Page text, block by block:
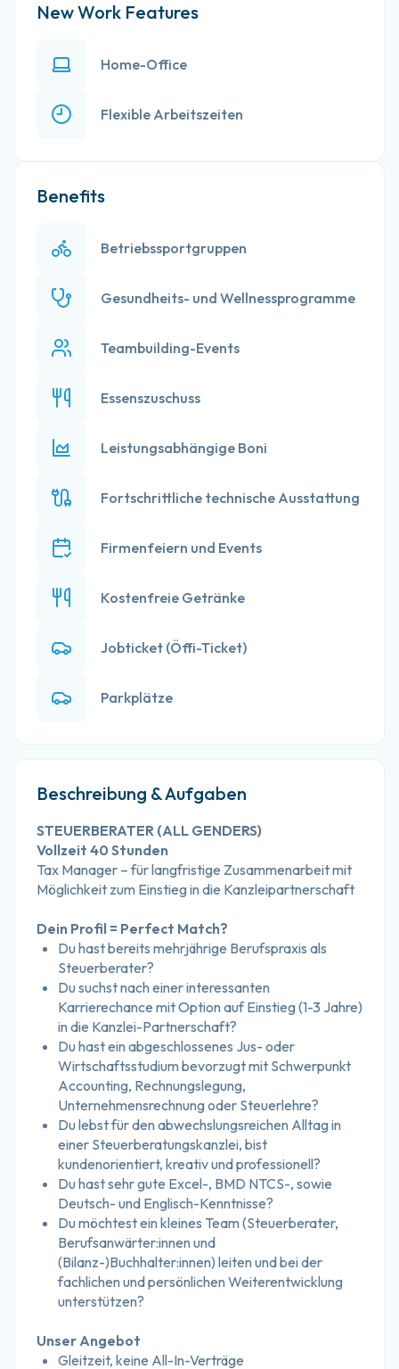
Beschreibung & Aufgaben
STEUERBERATER (ALL GENDERS)
Vollzeit 40 Stunden
Tax Manager – für langfristige Zusammenarbeit mit
Möglichkeit zum Einstieg in die Kanzleipartnerschaft
Dein Profil = Perfect Match?
Du hast bereits mehrjährige Berufspraxis als
Steuerberater?
Du suchst nach einer interessanten
Karrierechance mit Option auf Einstieg (1-3 Jahre)
in die Kanzlei-Partnerschaft?
Du hast ein abgeschlossenes Jus- oder
Wirtschaftsstudium bevorzugt mit Schwerpunkt
Accounting, Rechnungslegung,
Unternehmensrechnung oder Steuerlehre?
Du lebst für den abwechslungsreichen Alltag in
einer Steuerberatungskanzlei, bist
kundenorientiert, kreativ und professionell?
Du hast sehr gute Excel-, BMD NTCS-, sowie
Deutsch- und Englisch-Kenntnisse?
Du möchtest ein kleines Team (Steuerberater,
Berufsanwärter:innen und
(Bilanz-)Buchhalter:innen) leiten und bei der
fachlichen und persönlichen Weiterentwicklung
unterstützen?
Unser Angebot
Gleitzeit, keine All-In-Verträge
New Work Features
Home-Office
Flexible Arbeitszeiten
Benefits
Betriebssportgruppen
Gesundheits- und Wellnessprogramme
Teambuilding-Events
Essenszuschuss
Leistungsabhängige Boni
Fortschrittliche technische Ausstattung
Firmenfeiern und Events
Kostenfreie Getränke
Jobticket (Öffi-Ticket)
Parkplätze